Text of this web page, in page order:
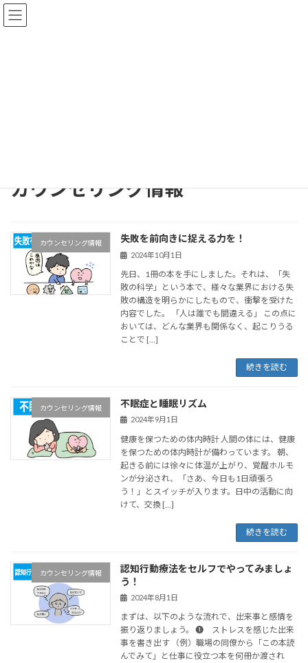
コ
ン
ナ
ビ
カウンセリング情報
カウンセリング情報 失敗を前向きに捉える力を！
2024年10月1日
先日、1冊の本を手にしました。それは、「失
敗の科学」という本で、様々な業界における失
敗の構造を明らかにしたもので、衝撃を受けた
内容でした。 「人は誰でも間違える」 この点に
おいては、どんな業界も関係なく、起こりうる
ことで […]
続きを読む
カウンセリング情報 不眠症と睡眠リズム
2024年9月1日
健康を保つための体内時計 人間の体には、健康
を保つための体内時計が備わっています。 朝、
起きる前には徐々に体温が上がり、覚醒ホルモ
ンが分泌され、「さあ、今日も1日頑張ろ
う！」とスイッチが入ります。日中の活動に向
けて、交換 […]
続きを読む
カウンセリング情報
認知行動療法をセルフでやってみましょ
う！
2024年8月1日
まずは、以下のような流れで、出来事と感情を
振り返りましょう。 ❶ ストレスを感じた出来
事を書き出す （例）職場の同僚から「この本読
んでみて」と仕事に役立つ本を何冊か渡され